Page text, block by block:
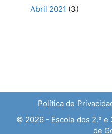
Abril 2021 (3)
Política de
© 2026 - Escola dos 2.º e
de